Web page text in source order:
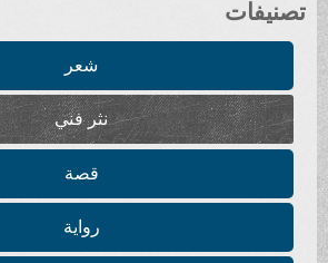
تصنيفات
شعر
نثر فني
قصة
رواية